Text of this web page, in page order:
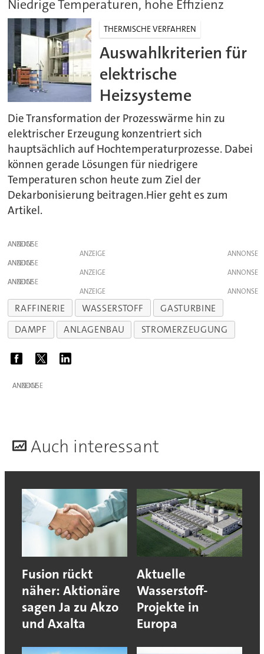
Niedrige Temperaturen, hohe Effizienz
THERMISCHE VERFAHREN
Auswahlkriterien für
elektrische
Heizsysteme
Die Transformation der Prozesswärme hin zu
elektrischer Erzeugung konzentriert sich
hauptsächlich auf Hochtemperaturprozesse. Dabei
können gerade Lösungen für niedrigere
Temperaturen schon heute zum Ziel der
Dekarbonisierung beitragen.Hier geht es zum
Artikel.
ANZEIGE
ANZEIGE
ANZEIGE
ANZEIGE
ANZEIGE
ANZEIGE
RAFFINERIE WASSERSTOFF
GASTURBINE
DAMPF
ANLAGENBAU STROMERZEUGUNG
ANZEIGE
Auch interessant
Fusion rückt
näher: Aktionäre
sagen Ja zu Akzo
und Axalta
Aktuelle
Wasserstoff-
Projekte in
Europa